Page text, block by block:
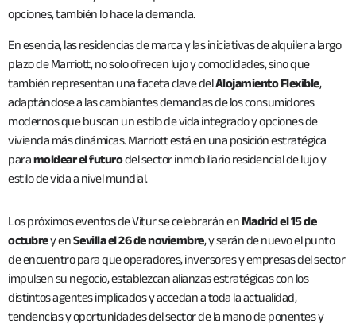
opciones, también lo hace la demanda.
En esencia, las residencias de marca y las iniciativas de alquiler a largo
plazo de Marriott, no solo ofrecen lujo y comodidades, sino que
también representan una faceta clave delAlojamiento Flexible,
adaptándose a las cambiantes demandas de los consumidores
modernos que buscan un estilo de vida integrado y opciones de
vivienda más dinámicas. Marriott está en una posición estratégica
paramoldear el futurodel sector inmobiliario residencial de lujo y
estilo de vida a nivel mundial.
Los próximos eventos de Vitur se celebrarán enMadrid el 15 de
octubrey enSevilla el 26 de noviembre, y serán de nuevo el punto
de encuentro para que operadores, inversores y empresas del sector
impulsen su negocio, establezcan alianzas estratégicas con los
distintos agentes implicados y accedan a toda la actualidad,
tendencias y oportunidades del sector de la mano de ponentes y